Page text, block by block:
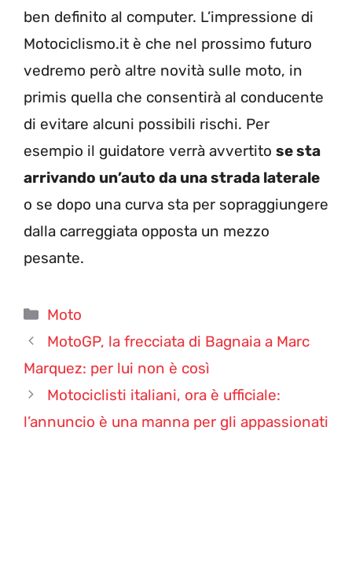
ben definito al computer. L’impressione di
Motociclismo.it è che nel prossimo futuro
vedremo però altre novità sulle moto, in
primis quella che consentirà al conducente
di evitare alcuni possibili rischi. Per
esempio il guidatore verrà avvertito se sta
arrivando un’auto da una strada laterale
o se dopo una curva sta per sopraggiungere
dalla carreggiata opposta un mezzo
pesante.
Categorie
Moto
MotoGP, la frecciata di Bagnaia a Marc
Marquez: per lui non è così
Motociclisti italiani, ora è ufficiale:
l’annuncio è una manna per gli appassionati